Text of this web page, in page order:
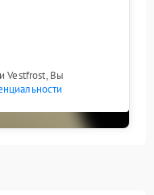
Vestfrost, Вы